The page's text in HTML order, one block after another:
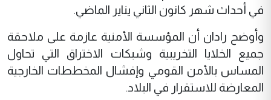
في أحداث شهر كانون الثاني يناير الماضي.
وأوضح رادان أن المؤسسة الأمنية عازمة على ملاحقة
جميع الخلايا التخريبية وشبكات الاختراق التي تحاول
المساس بالأمن القومي وإفشال المخططات الخارجية
المعارضة للاستقرار في البلاد.